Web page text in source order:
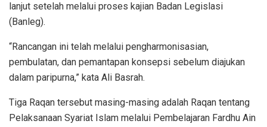
lanjut setelah melalui proses kajian Badan Legislasi
(Banleg).
“Rancangan ini telah melalui pengharmonisasian,
pembulatan, dan pemantapan konsepsi sebelum diajukan
dalam paripurna,” kata Ali Basrah.
Tiga Raqan tersebut masing-masing adalah Raqan tentang
Pelaksanaan Syariat Islam melalui Pembelajaran Fardhu Ain